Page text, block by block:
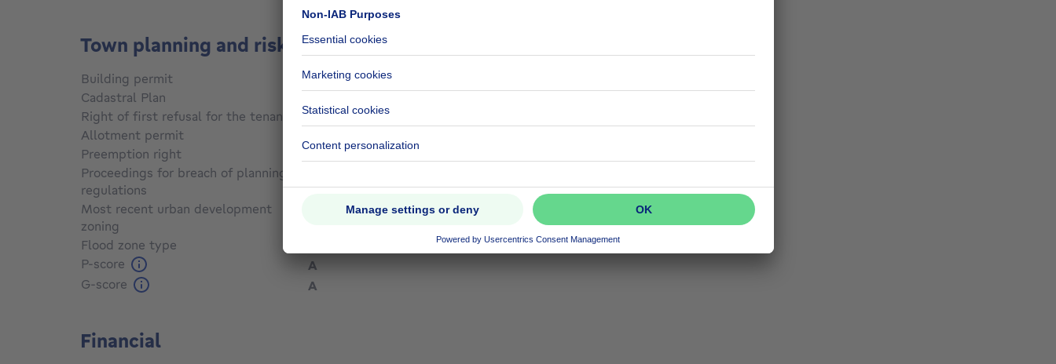
Town planning and risks
Building permit
Yes
Cadastral Plan
Right of first refusal for the tenant
Not specified
Allotment permit
Preemption right
No
Proceedings for breach of planning
regulations
No
Most recent urban development
zoning
Flood zone type
P-score
A
G-score
A
Financial